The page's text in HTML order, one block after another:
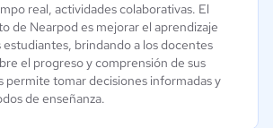
real, actividades colaborativas. El
de Nearpod es mejorar el aprendizaje
estudiantes, brindando a los docentes
el progreso y comprensión de sus
permite tomar decisiones informadas y
de enseñanza.